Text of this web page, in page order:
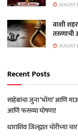
AUGUST
वाशी
तरुणाची
AUGUST
Recent Posts
साहेबांचा जुना ‘भोंगा’ आणि
आणि फसव्या घोषणा!
धाराशिव जिल्ह्यात चोरीच्या